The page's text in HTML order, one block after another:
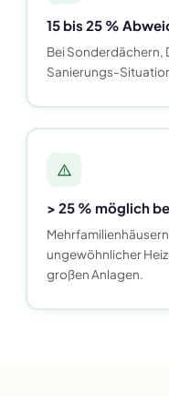
15 bis 25 %
Bei Sonderdächern,
Sanierungs-
> 25 % möglich
ungewöhnlicher
großen Anlagen.